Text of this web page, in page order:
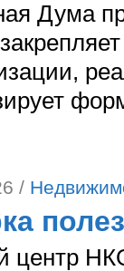
Дума
/
центр